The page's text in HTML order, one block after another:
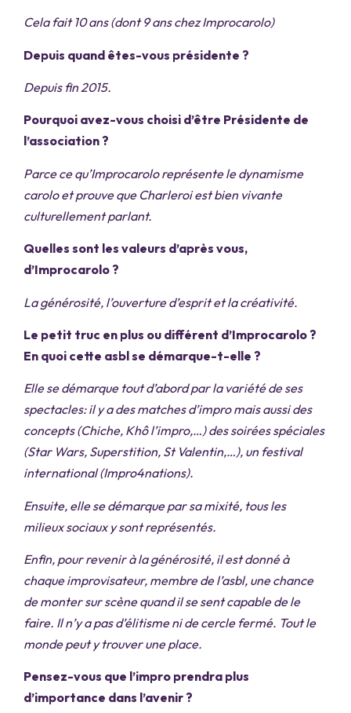
Cela fait 10 ans (dont 9 ans chez Improcarolo)
Depuis quand êtes-vous présidente ?
Depuis fin 2015.
Pourquoi avez-vous choisi d’être Présidente de
l’association ?
Parce ce qu’Improcarolo représente le dynamisme
carolo et prouve que Charleroi est bien vivante
culturellement parlant.
Quelles sont les valeurs d’après vous,
d’Improcarolo ?
La générosité, l’ouverture d’esprit et la créativité.
Le petit truc en plus ou différent d’Improcarolo ?
En quoi cette asbl se démarque-t-elle ?
Elle se démarque tout d’abord par la variété de ses
spectacles: il y a des matches d’impro mais aussi des
concepts (Chiche, Khô l’impro,…) des soirées spéciales
(Star Wars, Superstition, St Valentin,…), un festival
international (Impro4nations).
Ensuite, elle se démarque par sa mixité, tous les
milieux sociaux y sont représentés.
Enfin, pour revenir à la générosité, il est donné à
chaque improvisateur, membre de l’asbl, une chance
de monter sur scène quand il se sent capable de le
faire. Il n’y a pas d’élitisme ni de cercle fermé. Tout le
monde peut y trouver une place.
Pensez-vous que l’impro prendra plus
d’importance dans l’avenir ?